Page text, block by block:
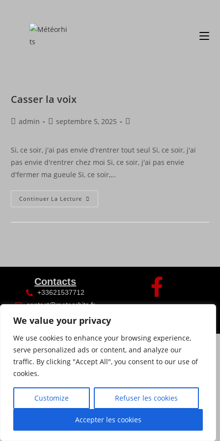
We value your privacy
We use cookies to enhance your browsing experience,
serve personalized ads or content, and analyze our
traffic. By clicking "Accept All", you consent to our use of
cookies.
Customize Refuser les cookies
Accepter les cookies
Casser la voix
admin septembre 5, 2025
Si, ce soir, j'ai pas envie d'rentrer tout seul Si, ce soir, j'ai
pas envie d'rentrer chez moi Si, ce soir, j'ai pas envie
d'fermer ma gueule Si, ce soir,…
Continuer La Lecture
Contacts
+33621537712
contact@meteorhits.fr